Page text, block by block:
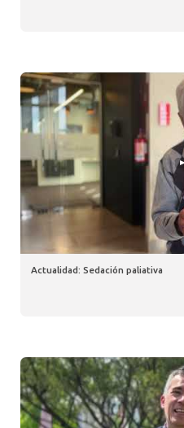
Actualidad: Sedación paliativa